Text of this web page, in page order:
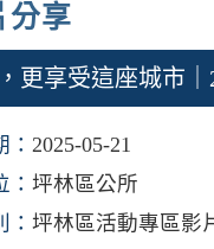
分享
更享受這座城市
2025-05-21
坪林區公所
坪林區活動專區影